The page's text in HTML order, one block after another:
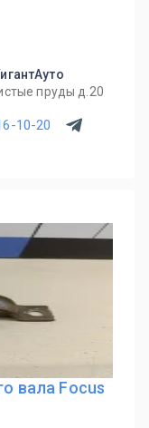
пруды д.20
10-20
вала Focus